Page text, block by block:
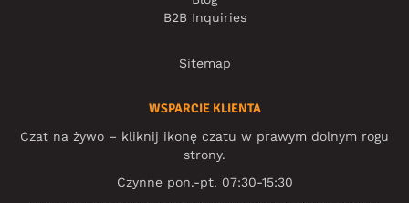
B2B Inquiries
Sitemap
WSPARCIE KLIENTA
Czat na żywo – kliknij ikonę czatu w prawym dolnym rogu
strony.
Czynne pon.-pt. 07:30-15:30